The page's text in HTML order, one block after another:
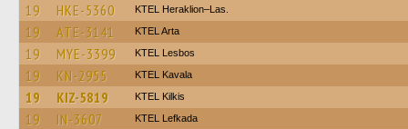
19 HKE-5360 KTEL Heraklion–Las.
19 ATE-3141 KTEL Arta
19 MYE-3399 KTEL Lesbos
19 KN-2955 KTEL Kavala
19 KIZ-5819 KTEL Kilkis
19 IN-3607 KTEL Lefkada